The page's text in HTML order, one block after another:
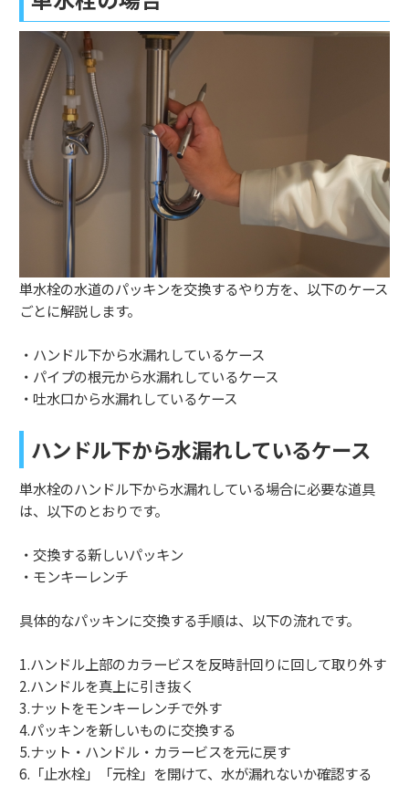
単水栓の水道のパッキンを交換するやり方を、以下のケース
ごとに解説します。
・ハンドル下から水漏れしているケース
・パイプの根元から水漏れしているケース
・吐水口から水漏れしているケース
ハンドル下から水漏れしているケース
単水栓のハンドル下から水漏れしている場合に必要な道具
は、以下のとおりです。
・交換する新しいパッキン
・モンキーレンチ
具体的なパッキンに交換する手順は、以下の流れです。
1.ハンドル上部のカラービスを反時計回りに回して取り外す
2.ハンドルを真上に引き抜く
3.ナットをモンキーレンチで外す
4.パッキンを新しいものに交換する
5.ナット・ハンドル・カラービスを元に戻す
6.「止水栓」「元栓」を開けて、水が漏れないか確認する